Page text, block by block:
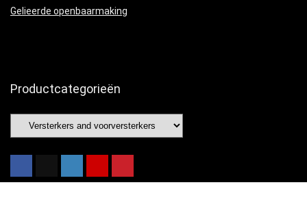
Gelieerde openbaarmaking
Productcategorieën